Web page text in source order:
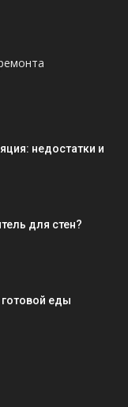
недостатки и
для стен?
еды